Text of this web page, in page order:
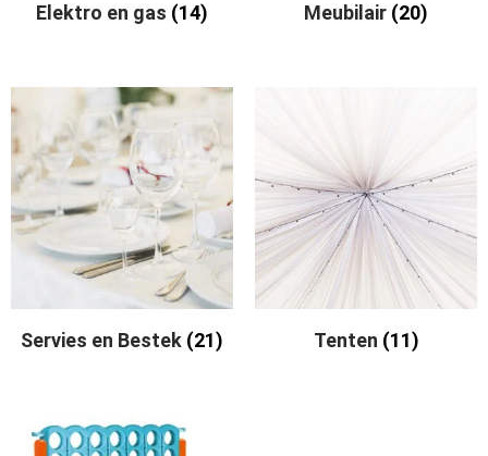
Elektro en gas (14) Meubilair (20)
Servies en Bestek (21) Tenten (11)